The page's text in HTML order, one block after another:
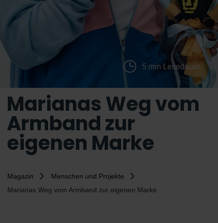
5 min Lesedauer
Marianas Weg vom
Armband zur
eigenen Marke
Magazin
Menschen und Projekte
Marianas Weg vom Armband zur eigenen Marke